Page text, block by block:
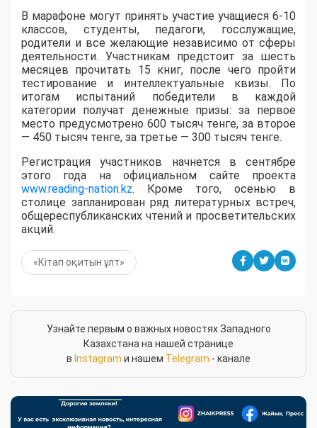
В марафоне могут принять участие учащиеся 6-10
классов, студенты, педагоги, госслужащие,
родители и все желающие независимо от сферы
деятельности. Участникам предстоит за шесть
месяцев прочитать 15 книг, после чего пройти
тестирование и интеллектуальные квизы. По
итогам испытаний победители в каждой
категории получат денежные призы: за первое
место предусмотрено 600 тысяч тенге, за второе
— 450 тысяч тенге, за третье — 300 тысяч тенге.
Регистрация участников начнется в сентябре
этого года на официальном сайте проекта
www.reading-nation.kz. Кроме того, осенью в
столице запланирован ряд литературных встреч,
общереспубликанских чтений и просветительских
акций.
«Кітап оқитын ұлт»
Узнайте первым о важных новостях Западного
Казахстана на нашей странице
в Instagram и нашем Telegram - канале